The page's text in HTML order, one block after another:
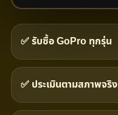
✅ รับซื้อ GoPro ทุกรุ่น
✅ ประเมินตามสภาพจริง